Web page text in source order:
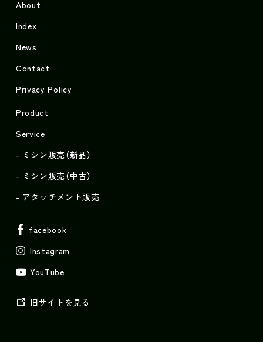
About
Index
News
Contact
Privacy Policy
Product
Service
ミシン販売（新品）
ミシン販売（中古）
アタッチメント販売
facebook
Instagram
YouTube
旧サイトを見る